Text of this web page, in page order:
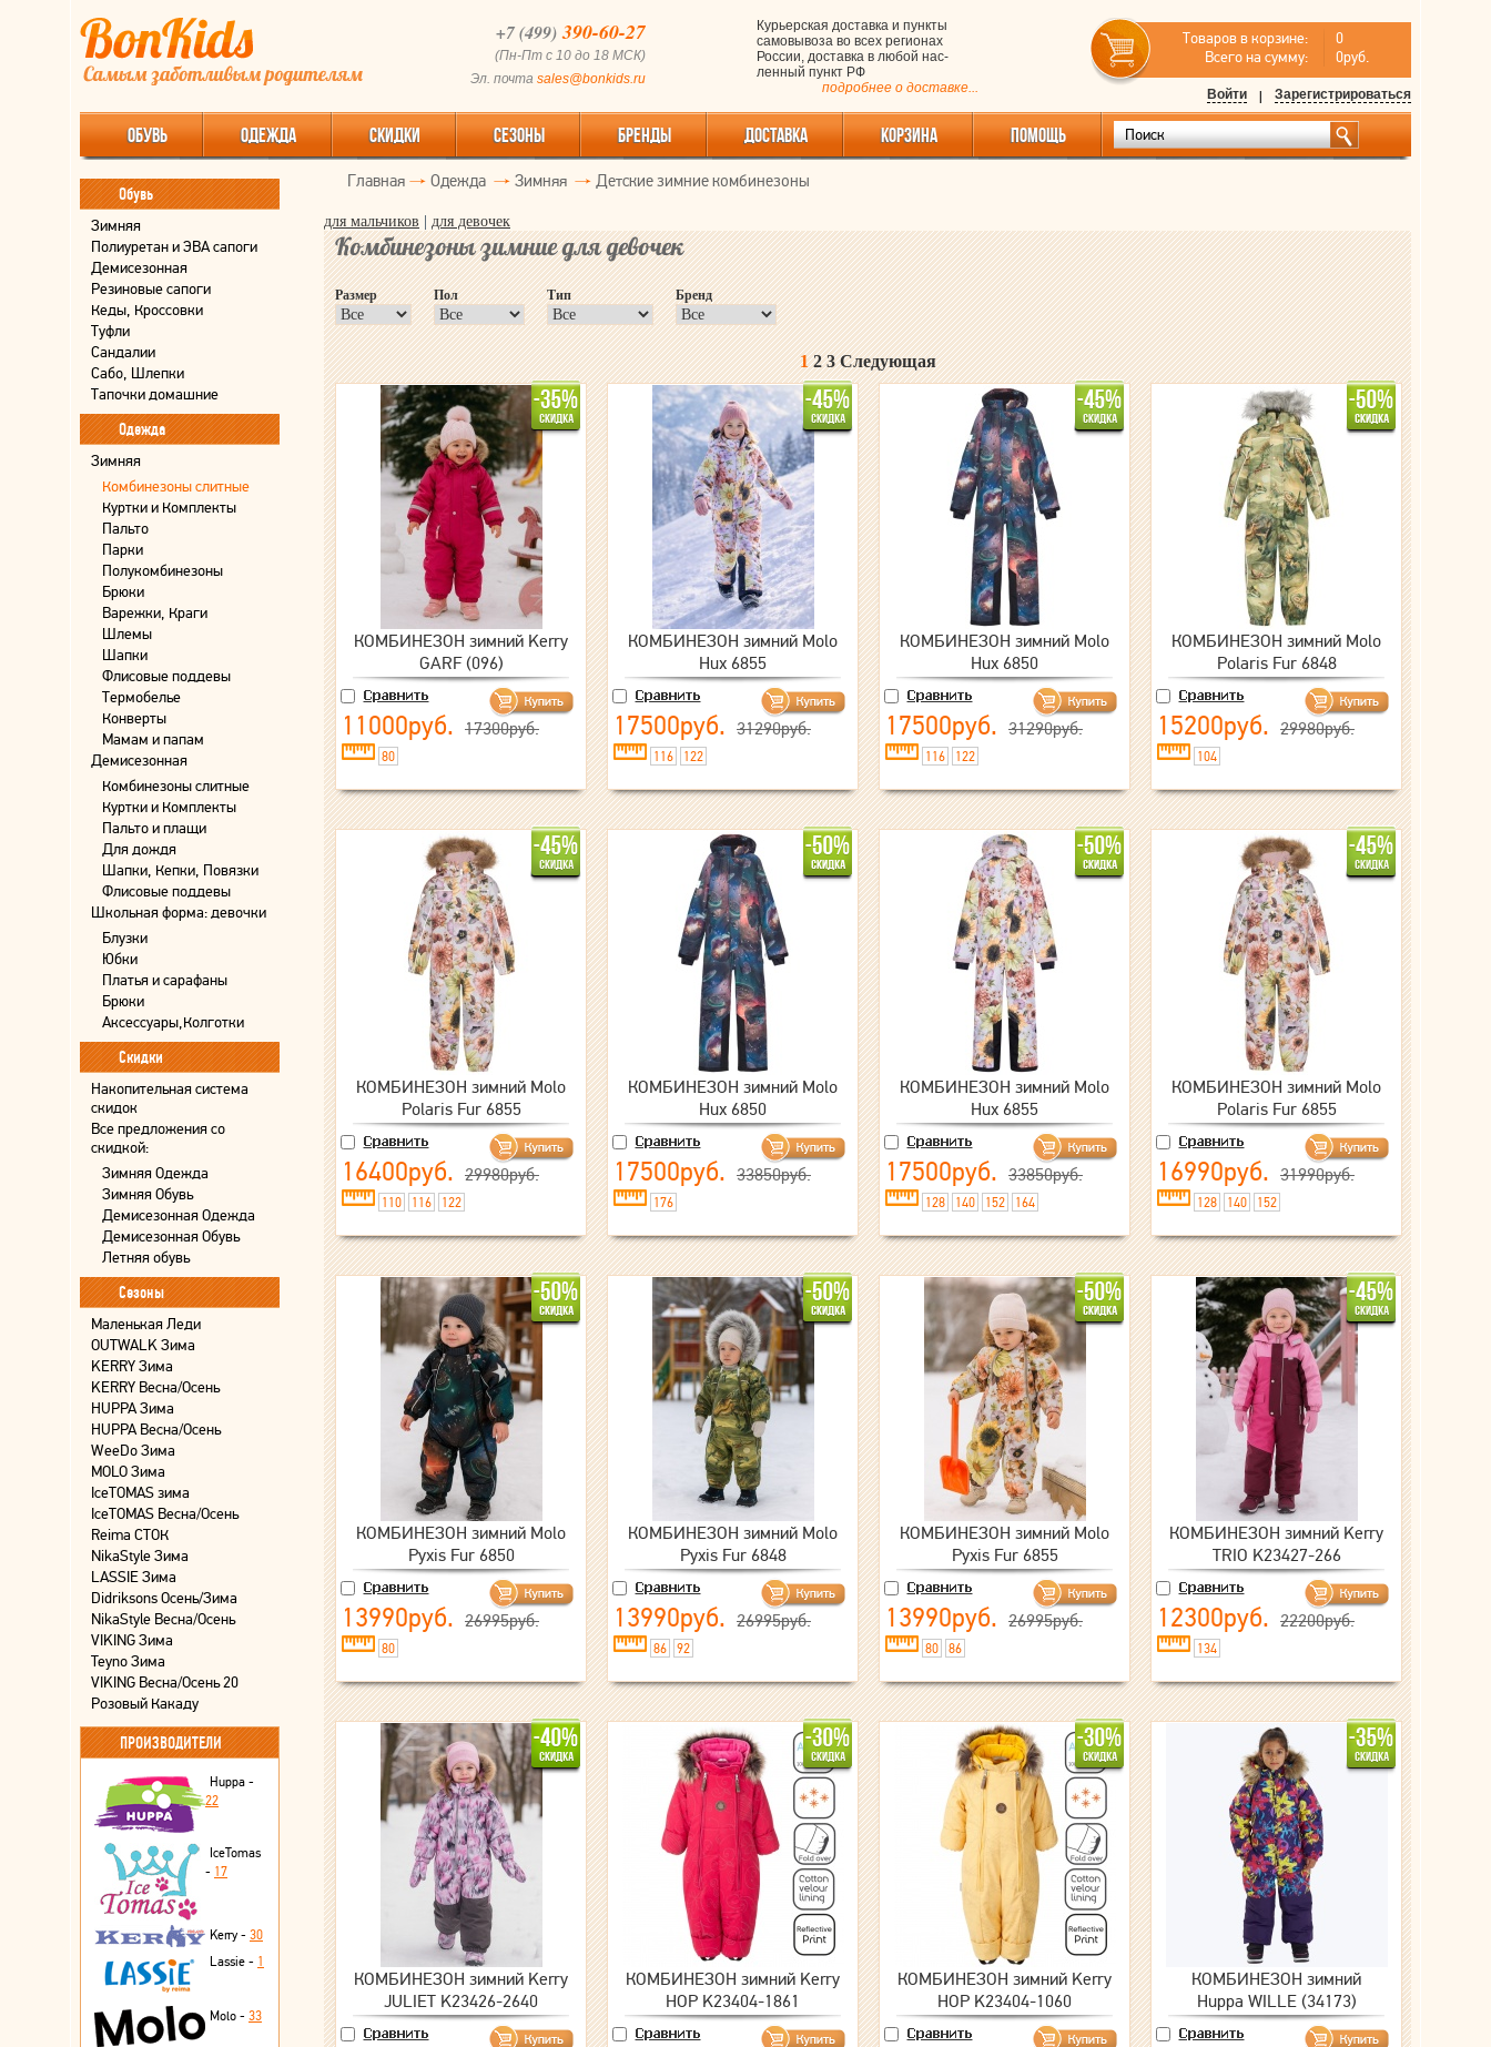
+7 (499)390-60-27
(Пн-Пт с 10 до 18 МСК)
Эл. почта sales@bonkids.ru
Курьерская доставка и пункты
самовывоза во всех регионах
России, доставка в любой нас-
ленный пункт РФ
подробнее о доставке...
Товаров в корзине:
Всего на сумму:
0
0руб.
Зарегистрироваться
|
Войти
ОБУВЬ ОДЕЖДА СКИДКИ СЕЗОНЫ БРЕНДЫ ДОСТАВКА КОРЗИНА ПОМОЩЬ
Обувь
Зимняя
Полиуретан и ЭВА сапоги
Демисезонная
Резиновые сапоги
Кеды, Кроссовки
Туфли
Сандалии
Сабо, Шлепки
Тапочки домашние
Одежда
Зимняя
Комбинезоны слитные
Куртки и Комплекты
Пальто
Парки
Полукомбинезоны
Брюки
Варежки, Краги
Шлемы
Шапки
Флисовые поддевы
Термобелье
Конверты
Мамам и папам
Демисезонная
Комбинезоны слитные
Куртки и Комплекты
Пальто и плащи
Для дождя
Шапки, Кепки, Повязки
Флисовые поддевы
Школьная форма: девочки
Блузки
Юбки
Платья и сарафаны
Брюки
Аксессуары,Колготки
Скидки
Накопительная система
скидок
Все предложения со
скидкой:
Зимняя Одежда
Зимняя Обувь
Демисезонная Одежда
Демисезонная Обувь
Летняя обувь
Сезоны
Маленькая Леди
OUTWALK Зима
KERRY Зима
KERRY Весна/Осень
HUPPA Зима
HUPPA Весна/Осень
WeeDo Зима
MOLO Зима
IceTOMAS зима
IceTOMAS Весна/Осень
Reima СТОК
NikaStyle Зима
LASSIE Зима
Didriksons Осень/Зима
NikaStyle Весна/Осень
VIKING Зима
Teyno Зима
VIKING Весна/Осень 20
Розовый Какаду
ПРОИЗВОДИТЕЛИ
Huppa -
22
IceTomas
- 17
Kerry - 30
Lassie - 1
Molo - 33
Главная Одежда Зимняя Детские зимние комбинезоны
для мальчиков для девочек
Комбинезоны зимние для девочек
Размер Пол Тип Бренд
1 2 3 Следующая
КОМБИНЕЗОН зимний Kerry
GARF (096)
11000руб. 17300руб.
80
КОМБИНЕЗОН зимний Molo
Hux 6855
17500руб. 31290руб.
116 122
КОМБИНЕЗОН зимний Molo
Hux 6850
17500руб. 31290руб.
116 122
КОМБИНЕЗОН зимний Molo
Polaris Fur 6848
15200руб. 29980руб.
104
КОМБИНЕЗОН зимний Molo
Polaris Fur 6855
16400руб. 29980руб.
110 116 122
КОМБИНЕЗОН зимний Molo
Hux 6850
17500руб. 33850руб.
176
КОМБИНЕЗОН зимний Molo
Hux 6855
17500руб. 33850руб.
128 140 152 164
КОМБИНЕЗОН зимний Molo
Polaris Fur 6855
16990руб. 31990руб.
128 140 152
КОМБИНЕЗОН зимний Molo
Pyxis Fur 6850
13990руб. 26995руб.
80
КОМБИНЕЗОН зимний Molo
Pyxis Fur 6848
13990руб. 26995руб.
86 92
КОМБИНЕЗОН зимний Molo
Pyxis Fur 6855
13990руб. 26995руб.
80 86
КОМБИНЕЗОН зимний Kerry
TRIO K23427-266
12300руб. 22200руб.
134
КОМБИНЕЗОН зимний Kerry
JULIET K23426-2640
КОМБИНЕЗОН зимний Kerry
HOP K23404-1861
КОМБИНЕЗОН зимний Kerry
HOP K23404-1060
КОМБИНЕЗОН зимний
Huppa WILLE (34173)